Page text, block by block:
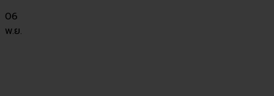
06
พ.ย.